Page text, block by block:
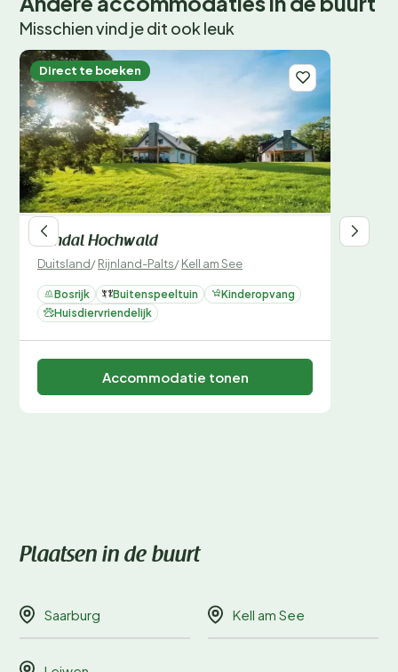
Misschien vind je dit ook leuk
Direct te boeken
Landal Hochwald
Duitsland/Rijnland-Palts/Kell am See
Bosrijk Buitenspeeltuin
Kinderopvang
Huisdiervriendelijk
Accommodatie tonen
Plaatsen in de buurt
Saarburg Kell am See